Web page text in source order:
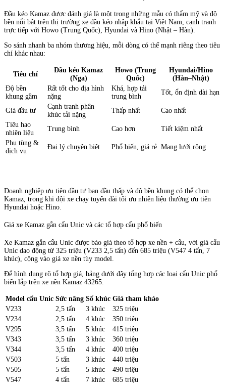
Đầu kéo Kamaz được đánh giá là một trong những mẫu có thẩm mỹ và độ
bền nổi bật trên thị trường xe đầu kéo nhập khẩu tại Việt Nam, cạnh tranh
trực tiếp với Howo (Trung Quốc), Hyundai và Hino (Nhật – Hàn).
So sánh nhanh ba nhóm thương hiệu, mỗi dòng có thế mạnh riêng theo tiêu
chí khác nhau:
Tiêu chí
Đầu kéo Kamaz
(Nga)
Howo (Trung
Quốc)
Hyundai/Hino
(Hàn–Nhật)
Độ bền
khung gầm
Rất tốt cho địa hình
nặng
Khá, hợp tải
trung bình
Tốt, ổn định dài hạn
Giá đầu tư
Cạnh tranh phân
khúc tải nặng
Thấp nhất
Cao nhất
Tiêu hao
nhiên liệu
Trung bình Cao hơn
Tiết kiệm nhất
Phụ tùng &
dịch vụ
Đại lý chuyên biệt Phổ biến, giá rẻ Mạng lưới rộng
Doanh nghiệp ưu tiên đầu tư ban đầu thấp và độ bền khung có thể chọn
Kamaz, trong khi đội xe chạy tuyến dài tối ưu nhiên liệu thường ưu tiên
Hyundai hoặc Hino.
Giá xe Kamaz gắn cẩu Unic và các tổ hợp cẩu phổ biến
Xe Kamaz gắn cẩu Unic được báo giá theo tổ hợp xe nền + cẩu, với giá cẩu
Unic dao động từ 325 triệu (V233 2,5 tấn) đến 685 triệu (V547 4 tấn, 7
khúc), cộng vào giá xe nền tùy model.
Để hình dung rõ tổ hợp giá, bảng dưới đây tổng hợp các loại cẩu Unic phổ
biến lắp trên xe nền Kamaz 43265.
Model cẩu Unic Sức nâng Số khúc Giá tham khảo
V233
2,5 tấn 3 khúc
325 triệu
V234
2,5 tấn 4 khúc
350 triệu
V295
3,5 tấn 5 khúc
415 triệu
V343
3,5 tấn 3 khúc
360 triệu
V344
3,5 tấn 4 khúc
400 triệu
V503
5 tấn 3 khúc
440 triệu
V505
5 tấn 5 khúc
490 triệu
V547
4 tấn 7 khúc 685 triệu